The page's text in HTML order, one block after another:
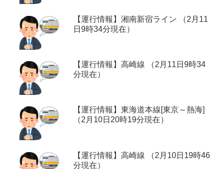
【運行情報】湘南新宿ライン （2月11
日9時34分現在）
【運行情報】高崎線 （2月11日9時34
分現在）
【運行情報】東海道本線[東京～熱海]
（2月10日20時19分現在）
【運行情報】高崎線 （2月10日19時46
分現在）